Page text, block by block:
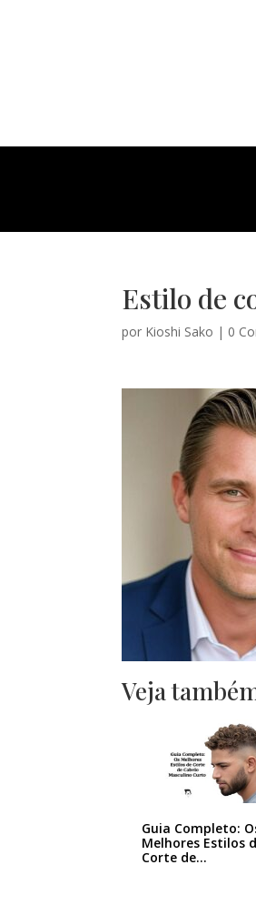
Estilo de
por Kioshi Sako | 0
Veja
Guia Completo:
Melhores Estilos
Corte de…